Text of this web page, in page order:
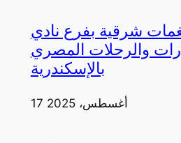
شرقية بفرع نادي
والرحلات المصري
بالإسكندرية
17 أغسطس، 2025